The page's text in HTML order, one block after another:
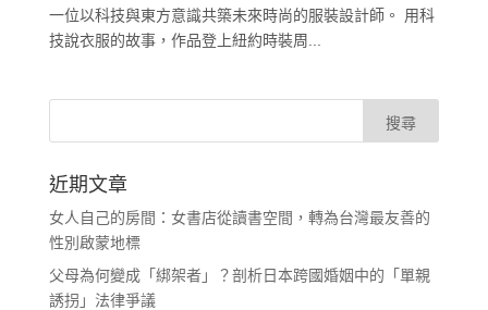
一位以科技與東方意識共築未來時尚的服裝設計師。 用科
技說衣服的故事，作品登上紐約時裝周...
近期文章
女人自己的房間：女書店從讀書空間，轉為台灣最友善的
性別啟蒙地標
父母為何變成「綁架者」？剖析日本跨國婚姻中的「單親
誘拐」法律爭議